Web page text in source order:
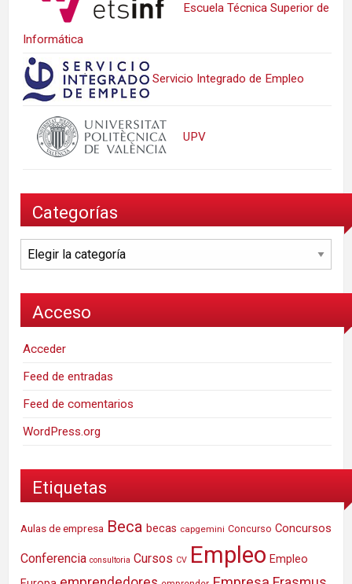
Escuela Técnica Superior de
Informática
Servicio Integrado de Empleo
UPV
Categorías
Categorías
Acceso
Acceder
Feed de entradas
Feed de comentarios
WordPress.org
Etiquetas
Aulas de empresa Beca becas capgemini Concurso Concursos
Conferencia consultoria Cursos CV Empleo Empleo